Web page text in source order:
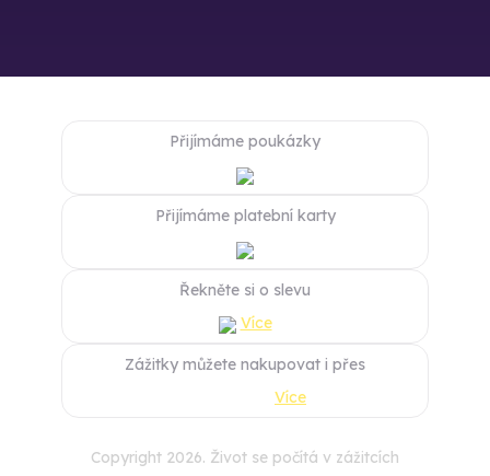
Přijímáme poukázky
Přijímáme platební karty
Řekněte si o slevu
Více
Zážitky můžete nakupovat i přes
Více
Copyright 2026. Život se počítá v zážitcích